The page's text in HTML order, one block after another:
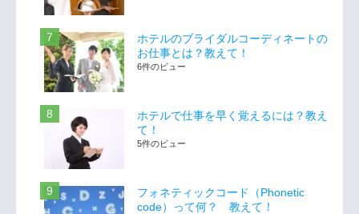
ホテルのブライダルコーディネートの
お仕事とは？教えて！
6件のビュー
ホテルで仕事を早く覚えるには？教え
て！
5件のビュー
フォネティックコード（Phonetic
code）って何？ 教えて！